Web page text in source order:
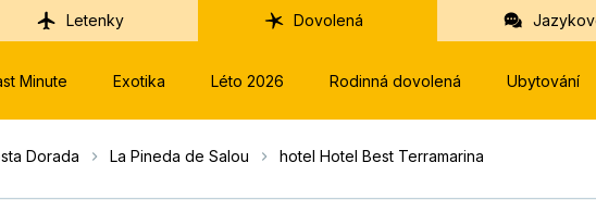
Letenky Dovolená
Minute Exotika Léto 2026 Rodinná dovolená Ubytování
Dorada La Pineda de Salou hotel Hotel Best Terramarina